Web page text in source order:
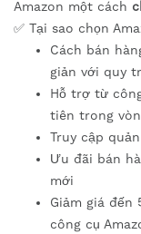
Amazon một cách
✅ Tại sao chọn
Cách bán
giản với quy
Hỗ trợ từ
tiên trong
Truy cập
Ưu đãi bán
mới
Giảm giá đến
công cụ